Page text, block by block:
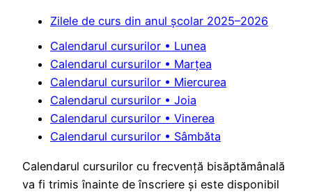
Zilele de curs din anul școlar 2025–2026
Calendarul cursurilor • Lunea
Calendarul cursurilor • Marțea
Calendarul cursurilor • Miercurea
Calendarul cursurilor • Joia
Calendarul cursurilor • Vinerea
Calendarul cursurilor • Sâmbăta
Calendarul cursurilor cu frecvență bisăptămânală
va fi trimis înainte de înscriere și este disponibil